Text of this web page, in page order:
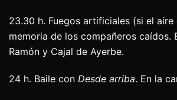
23.30 h. Fuegos artificiales (si el
memoria de los compañeros caídos.
Ramón y Cajal de Ayerbe.
24 h. Baile con Desde arriba. En la